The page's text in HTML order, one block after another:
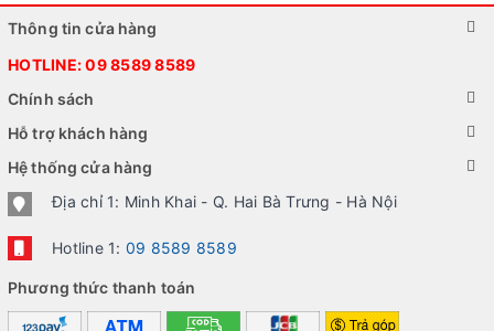
x 240 pixels, đây là một màn hình cổ của Blackberry
với khả năng hiển thị tối đa 65k màu, nó được bảo vệ
bởi 1 tấm kính chắc chắn, không có khả năng chống
xước nhưng rất khó để màn hình của Blackberry 8707
bị vỡ, những thiết kế của RIM này cho thấy phiên bản
này luốn mang đến một trải nghiệm hoàn toàn thú vị và
riêng biệt.
Thông tin cửa hàng
HOTLINE:09 8589 8589
Chính sách
Hỗ trợ khách hàng
Hệ thống cửa hàng
Địa chỉ 1: Minh Khai - Q. Hai Bà Trưng - Hà Nội
Hotline 1: 09 8589 8589
Phương thức thanh toán